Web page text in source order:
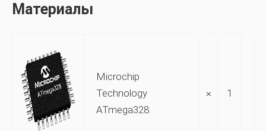
Материалы
Microchip
Technology
ATmega328
× 1